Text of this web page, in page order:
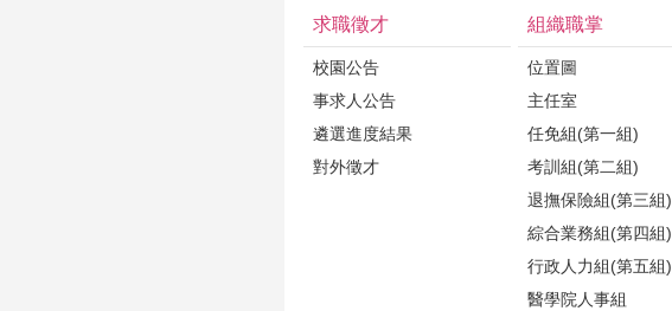
求職徵才
校園公告
事求人公告
遴選進度結果
對外徵才
組織職掌
位置圖
主任室
任免組(第一組)
考訓組(第二組)
退撫保險組(第三組)
綜合業務組(第四組)
行政人力組(第五組)
醫學院人事組